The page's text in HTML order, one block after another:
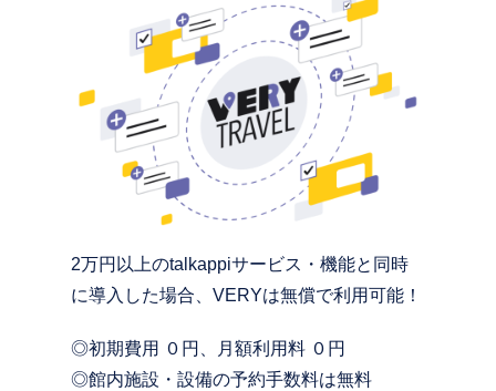
2万円以上のtalkappiサービス・機能と同時
に導入した場合、VERYは無償で利用可能！
◎初期費用 ０円、月額利用料 ０円
◎館内施設・設備の予約手数料は無料